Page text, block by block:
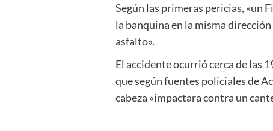
Según las primeras pericias, «un
la banquina en la misma
asfalto».
El accidente ocurrió cerca de las
que según fuentes policiales de
cabeza «impactara contra un